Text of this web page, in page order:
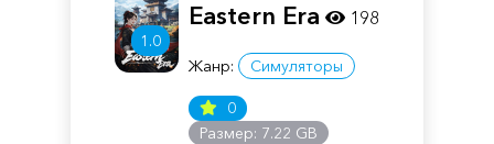
1.0
Eastern Era
Жанр: Симуляторы
0
Размер: 7.22 GB
198